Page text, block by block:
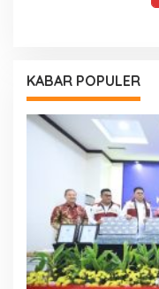
KABAR POPULER